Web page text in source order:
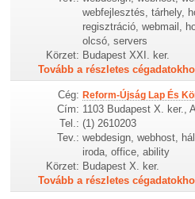
webfejlesztés, tárhely,
regisztráció, webmail,
olcsó, servers
Körzet: Budapest XXI. ker.
Tovább a részletes
Cég: Reform-Újság Lap És
Cím: 1103 Budapest X. ker.,
Tel.: (1) 2610203
Tev.: webdesign, webhost,
iroda, office, ability
Körzet: Budapest X. ker.
Tovább a részletes